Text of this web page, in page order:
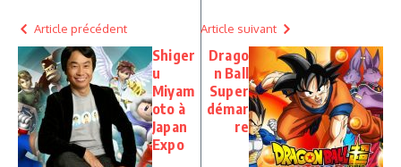
Article précédent
Shiger
u
Miyam
oto à
Japan
Expo
Article suivant
Drago
n Ball
Super
démar
re